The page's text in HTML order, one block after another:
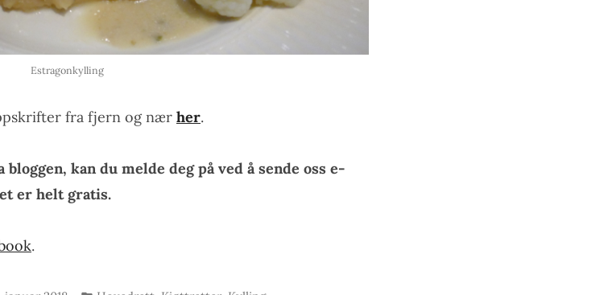
Estragonkylling
fra fjern og nær her.
kan du melde deg på ved å sende oss e-
er helt gratis.
.